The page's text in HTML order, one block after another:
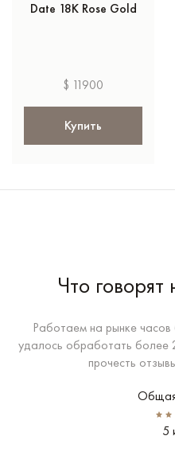
Date 18K Rose Gold
$ 11900
Купить
Что
Работаем на рынке
удалось обработать более
прочесть
5